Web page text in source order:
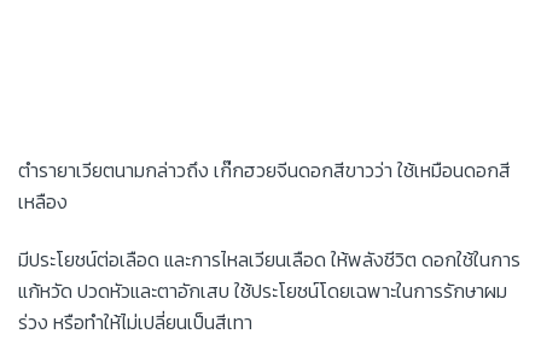
ตำรายาเวียตนามกล่าวถึง เก๊กฮวยจีนดอกสีขาวว่า ใช้เหมือนดอกสี
เหลือง
มีประโยชน์ต่อเลือด และการไหลเวียนเลือด ให้พลังชีวิต ดอกใช้ในการ
แก้หวัด ปวดหัวและตาอักเสบ ใช้ประโยชน์โดยเฉพาะในการรักษาผม
ร่วง หรือทำให้ไม่เปลี่ยนเป็นสีเทา